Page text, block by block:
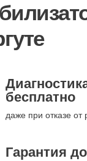
бесплатно
даже при отказе от
Гарантия